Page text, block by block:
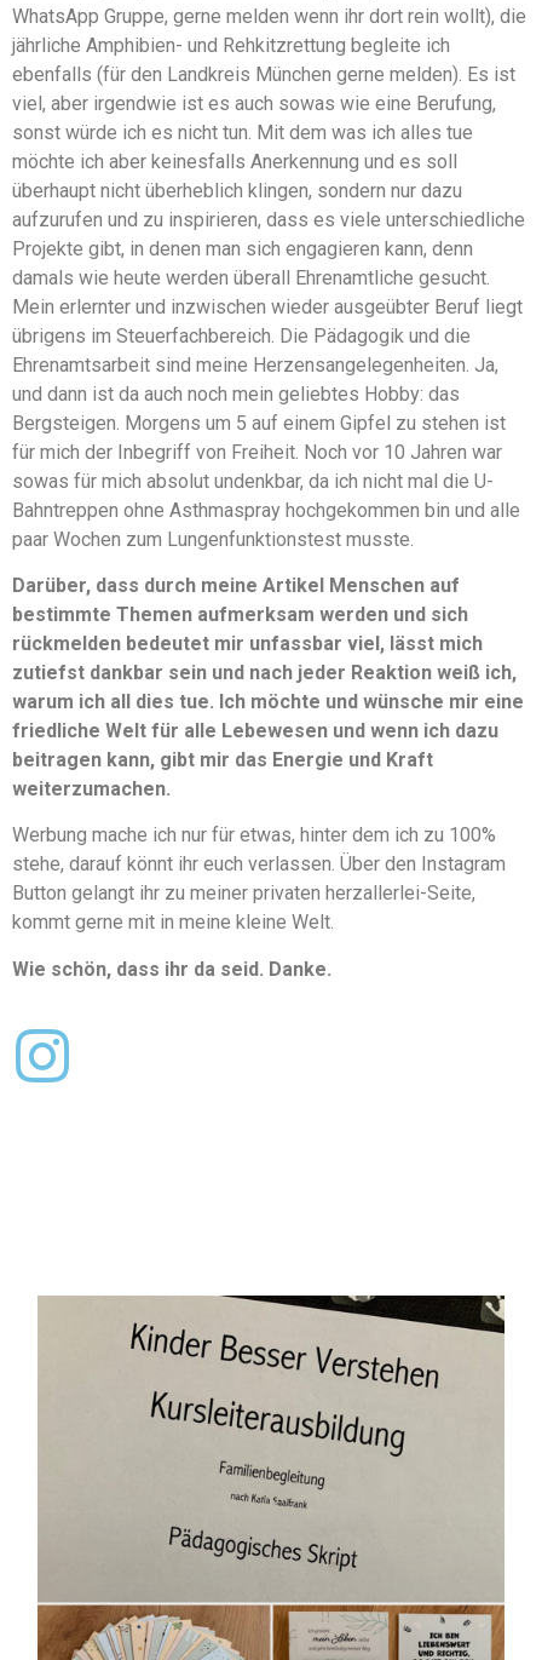
WhatsApp Gruppe, gerne melden wenn ihr dort rein wollt), die
jährliche Amphibien- und Rehkitzrettung begleite ich
ebenfalls (für den Landkreis München gerne melden). Es ist
viel, aber irgendwie ist es auch sowas wie eine Berufung,
sonst würde ich es nicht tun. Mit dem was ich alles tue
möchte ich aber keinesfalls Anerkennung und es soll
überhaupt nicht überheblich klingen, sondern nur dazu
aufzurufen und zu inspirieren, dass es viele unterschiedliche
Projekte gibt, in denen man sich engagieren kann, denn
damals wie heute werden überall Ehrenamtliche gesucht.
Mein erlernter und inzwischen wieder ausgeübter Beruf liegt
übrigens im Steuerfachbereich. Die Pädagogik und die
Ehrenamtsarbeit sind meine Herzensangelegenheiten. Ja,
und dann ist da auch noch mein geliebtes Hobby: das
Bergsteigen. Morgens um 5 auf einem Gipfel zu stehen ist
für mich der Inbegriff von Freiheit. Noch vor 10 Jahren war
sowas für mich absolut undenkbar, da ich nicht mal die U-
Bahntreppen ohne Asthmaspray hochgekommen bin und alle
paar Wochen zum Lungenfunktionstest musste.
Darüber, dass durch meine Artikel Menschen auf
bestimmte Themen aufmerksam werden und sich
rückmelden bedeutet mir unfassbar viel, lässt mich
zutiefst dankbar sein und nach jeder Reaktion weiß ich,
warum ich all dies tue. Ich möchte und wünsche mir eine
friedliche Welt für alle Lebewesen und wenn ich dazu
beitragen kann, gibt mir das Energie und Kraft
weiterzumachen.
Werbung mache ich nur für etwas, hinter dem ich zu 100%
stehe, darauf könnt ihr euch verlassen. Über den Instagram
Button gelangt ihr zu meiner privaten herzallerlei-Seite,
kommt gerne mit in meine kleine Welt.
Wie schön, dass ihr da seid. Danke.